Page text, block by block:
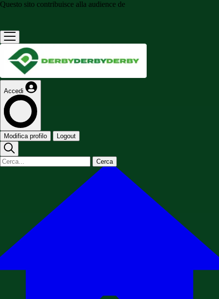
Questo sito contribuisce alla audience de
Accedi
Modifica profilo Logout
Cerca